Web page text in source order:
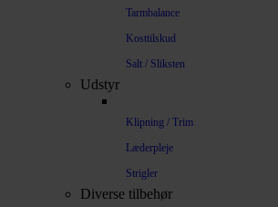
Tarmbalance
Kosttilskud
Salt / Sliksten
Udstyr
Klipning / Trim
Læderpleje
Strigler
Diverse tilbehør